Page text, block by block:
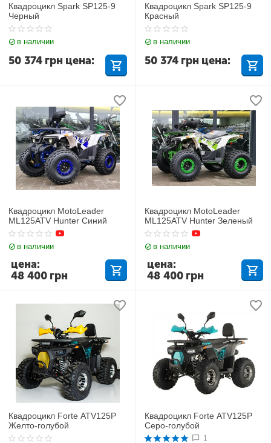
Квадроцикл Spark SP125-9
Черный
в наличии
50 374 грн цена:
Квадроцикл Spark SP125-9
Красный
в наличии
50 374 грн цена:
Квадроцикл MotoLeader
ML125ATV Hunter Синий
в наличии
48 400 грн
цена:
Квадроцикл MotoLeader
ML125ATV Hunter Зеленый
в наличии
48 400 грн
цена:
Квадроцикл Forte ATV125P
Желто-голубой
Квадроцикл Forte ATV125P
Серо-голубой
1